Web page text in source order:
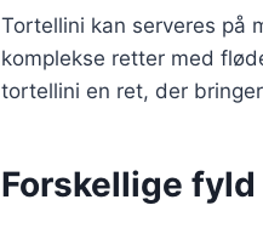
Tortellini kan serveres på
komplekse retter med
tortellini en ret, der
Forskellige